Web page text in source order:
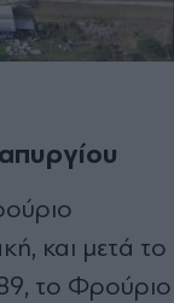
και μετά το
το Φρούριο